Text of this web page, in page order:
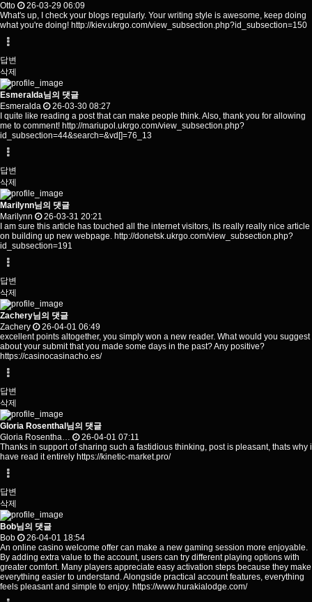
Otto
26-03-29 06:09
What's up, I check your blogs regularly. Your writing style is awesome, keep doing
what you're doing! http://kiev.ukrgo.com/view_subsection.php?id_subsection=150
답변
삭제
Esmeralda님의 댓글
Esmeralda
26-03-30 08:27
I quite like reading a post that can make people think. Also, thank you for allowing
me to comment! http://mariupol.ukrgo.com/view_subsection.php?
id_subsection=44&search=&vd []=76_13
답변
삭제
Marilynn님의 댓글
Marilynn
26-03-31 20:21
I am sure this article has touched all the internet visitors, its really really nice article
on building up new webpage. http://donetsk.ukrgo.com/view_subsection.php?
id_subsection=191
답변
삭제
Zachery님의 댓글
Zachery
26-04-01 06:49
excellent points altogether, you simply won a new reader. What would you suggest
about your submit that you made some days in the past? Any positive?
https://casinocasinacho.es/
답변
삭제
Gloria Rosenthal님의 댓글
Gloria Rosentha…
26-04-01 07:11
Thanks in support of sharing such a fastidious thinking, post is pleasant, thats why i
have read it entirely https://kinetic-market.pro/
답변
삭제
Bob님의 댓글
Bob
26-04-01 18:54
An online casino welcome offer can make a new gaming session more enjoyable.
By adding extra value to the account, users can try different playing options with
greater comfort. Many players appreciate easy activation steps because they make
everything easier to understand. Alongside practical account features, everything
feels pleasant and simple to enjoy. https://www.hurakialodge.com/